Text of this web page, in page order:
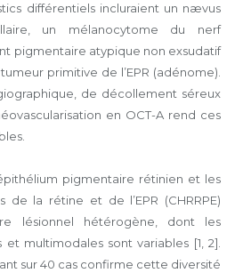
différentiels incluraient un nævus
un mélanocytome du nerf
pigmentaire atypique non exsudatif
primitive de l’EPR (adénome).
de décollement séreux
en OCT-A rend ces
pigmentaire rétinien et les
de la rétine et de l’EPR (CHRRPE)
lésionnel hétérogène, dont les
et multimodales sont variables [1, 2].
sur 40 cas confirme cette diversité